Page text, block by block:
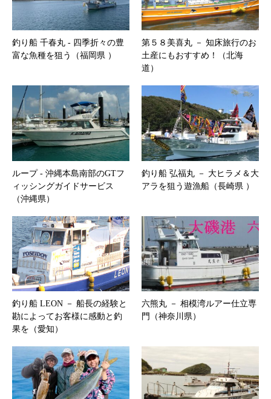
釣り船 千春丸 ‐ 四季折々の豊
富な魚種を狙う（福岡県 ）
第５８美喜丸 － 知床旅行のお
土産にもおすすめ！（北海
道）
ループ ‐ 沖縄本島南部のGTフ
ィッシングガイドサービス
（沖縄県）
釣り船 弘福丸 － 大ヒラメ＆大
アラを狙う遊漁船（長崎県 ）
釣り船 LEON － 船長の経験と
勘によってお客様に感動と釣
果を（愛知）
六熊丸 － 相模湾ルアー仕立専
門（神奈川県）